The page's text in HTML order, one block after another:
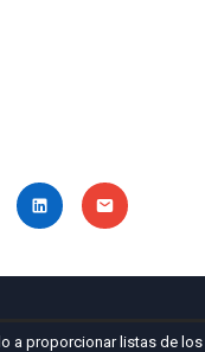
a proporcionar listas de los